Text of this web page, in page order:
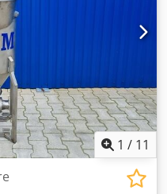
1 / 11